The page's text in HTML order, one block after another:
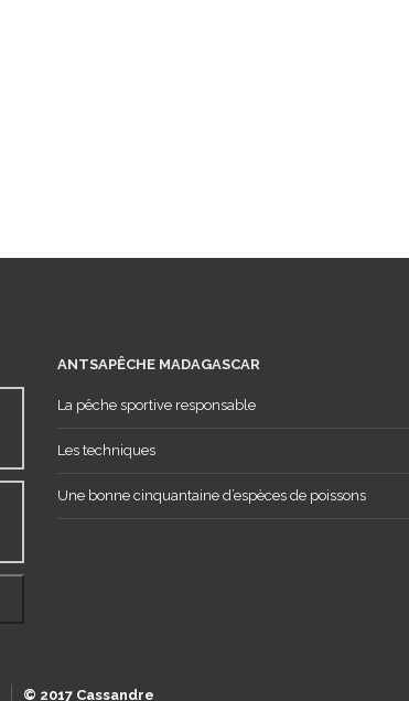
ANTSAPÊCHE MADAGASCAR
La pêche sportive responsable
Les techniques
Une bonne cinquantaine d’espèces de poissons
© 2017 Cassandre